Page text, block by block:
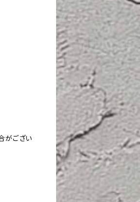
がござい